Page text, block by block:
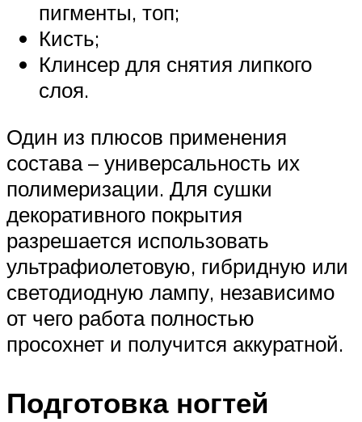
пигменты, топ;
Кисть;
Клинсер для снятия липкого
слоя.
Один из плюсов применения
состава – универсальность их
полимеризации. Для сушки
декоративного покрытия
разрешается использовать
ультрафиолетовую, гибридную или
светодиодную лампу, независимо
от чего работа полностью
просохнет и получится аккуратной.
Подготовка ногтей